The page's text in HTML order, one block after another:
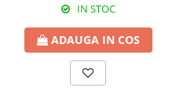
IN STOC
ADAUGA IN COS